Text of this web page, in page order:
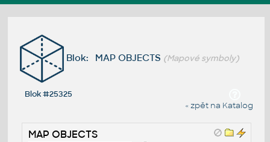
Blok: MAP OBJECTS (Mapové symboly)
Blok #25325
« zpět na Katalog
MAP OBJECTS